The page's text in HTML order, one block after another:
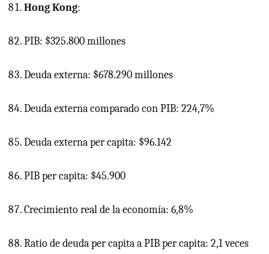
Hong Kong:
PIB: $325.800 millones
Deuda externa: $678.290 millones
Deuda externa comparado con PIB: 224,7%
Deuda externa per capita: $96.142
PIBper capita: $45.900
Crecimiento real de la economía: 6,8%
Ratio de deuda per capita aPIBper capita: 2,1 veces